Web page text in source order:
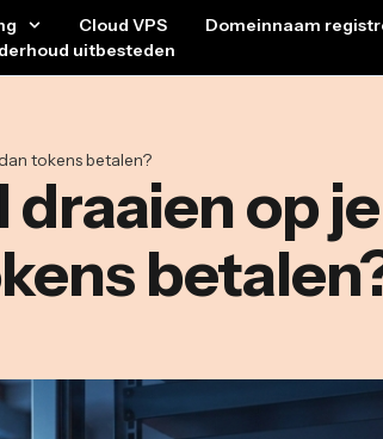
Cloud VPS Domeinnaam
uitbesteden
tokens betalen?
op